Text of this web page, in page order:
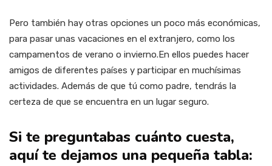
Pero también hay otras opciones un poco más económicas,
para pasar unas vacaciones en el extranjero, como los
campamentos de verano o invierno.En ellos puedes hacer
amigos de diferentes países y participar en muchísimas
actividades. Además de que tú como padre, tendrás la
certeza de que se encuentra en un lugar seguro.
Si te preguntabas cuánto cuesta,
aquí te dejamos una pequeña tabla: